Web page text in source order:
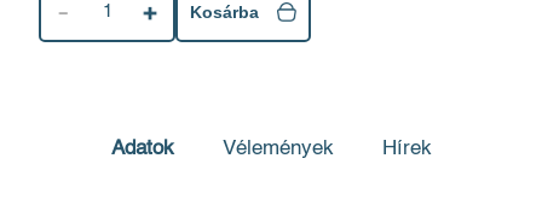
1 Kosárba
Adatok Vélemények Hírek